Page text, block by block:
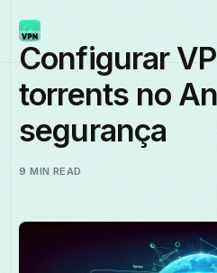
Download
Configurar
torrents no
segurança
9 MIN READ